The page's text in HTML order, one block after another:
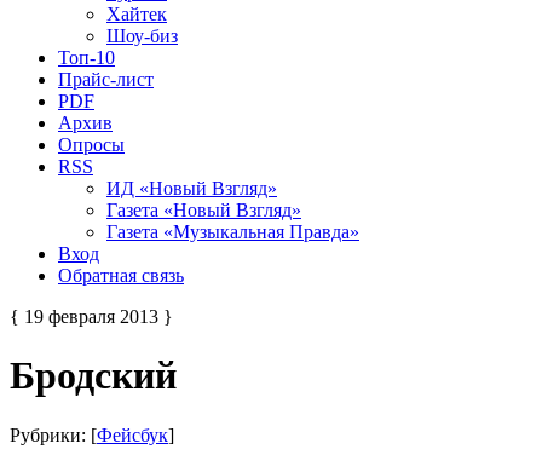
Хайтек
Шоу-биз
Топ-10
Прайс-лист
PDF
Архив
Опросы
RSS
ИД «Новый Взгляд»
Газета «Новый Взгляд»
Газета «Музыкальная Правда»
Вход
Обратная связь
{ 19 февраля 2013 }
Бродский
Рубрики: [Фейсбук]